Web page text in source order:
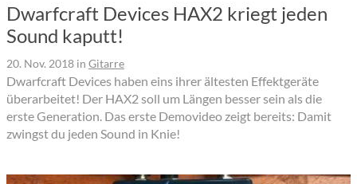
Dwarfcraft Devices HAX2 kriegt jeden
Sound kaputt!
20. Nov. 2018 in Gitarre
Dwarfcraft Devices haben eins ihrer ältesten Effektgeräte
überarbeitet! Der HAX2 soll um Längen besser sein als die
erste Generation. Das erste Demovideo zeigt bereits: Damit
zwingst du jeden Sound in Knie!